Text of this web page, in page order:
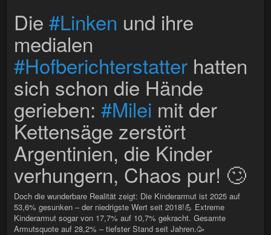
Die #Linken und ihre
medialen
#Hofberichterstatter hatten
sich schon die Hände
gerieben: #Milei mit der
Kettensäge zerstört
Argentinien, die Kinder
verhungern, Chaos pur! 🙄
Doch die wunderbare Realität zeigt: Die Kinderarmut ist 2025 auf
53,6% gesunken – der niedrigste Wert seit 2018!💪 Extreme
Kinderarmut sogar von 17,7% auf 10,7% gekracht. Gesamte
Armutsquote auf 28,2% – tiefster Stand seit Jahren.🥳